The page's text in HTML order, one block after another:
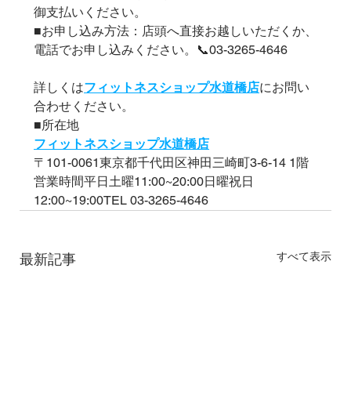
御支払いください。
■お申し込み方法：店頭へ直接お越しいただくか、
電話でお申し込みください。📞03-3265-4646
詳しくはフィットネスショップ水道橋店にお問い
合わせください。
■所在地
フィットネスショップ水道橋店
〒101-0061東京都千代田区神田三崎町3-6-14 1階
営業時間平日土曜11:00~20:00日曜祝日
12:00~19:00TEL 03-3265-4646
最新記事 すべて表示